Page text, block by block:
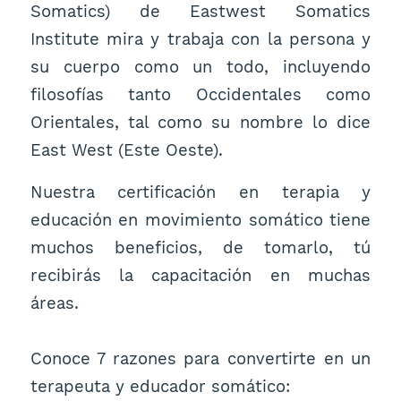
Somatics) de Eastwest Somatics
Institute mira y trabaja con la persona y
su cuerpo como un todo, incluyendo
filosofías tanto Occidentales como
Orientales, tal como su nombre lo dice
East West (Este Oeste).
Nuestra certificación en terapia y
educación en movimiento somático tiene
muchos beneficios, de tomarlo, tú
recibirás la capacitación en muchas
áreas.
Conoce 7 razones para convertirte en un
terapeuta y educador somático: